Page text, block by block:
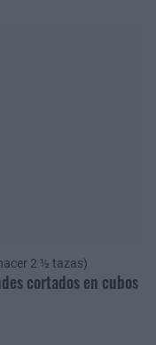
2 ½ tazas)
cortados en cubos